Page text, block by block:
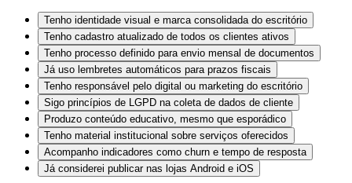
Tenho identidade visual e marca consolidada do escritório
Tenho cadastro atualizado de todos os clientes ativos
Tenho processo definido para envio mensal de documentos
Já uso lembretes automáticos para prazos fiscais
Tenho responsável pelo digital ou marketing do escritório
Sigo princípios de LGPD na coleta de dados de cliente
Produzo conteúdo educativo, mesmo que esporádico
Tenho material institucional sobre serviços oferecidos
Acompanho indicadores como churn e tempo de resposta
Já considerei publicar nas lojas Android e iOS